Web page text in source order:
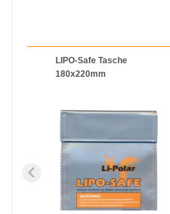
LIPO-Safe Tasche
180x220mm